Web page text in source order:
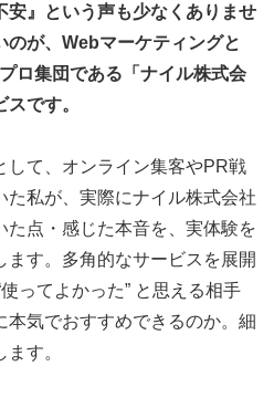
安』という声も少なくありませ
のが、Webマーケティングと
ロ集団である「ナイル株式会
です。
して、オンライン集客やPR戦
た私が、実際にナイル株式会社
た点・感じた本音を、実体験を
す。多角的なサービスを展開
ってよかった” と思える相手
本気でおすすめできるのか。細
す。